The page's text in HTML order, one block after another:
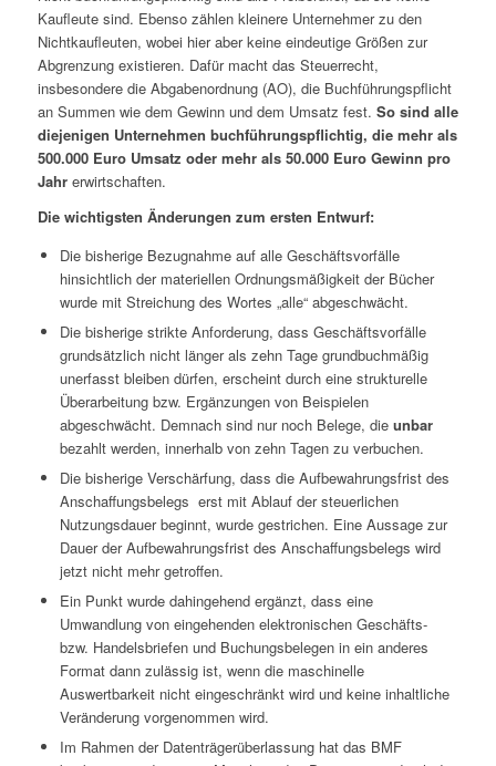
Kaufleute sind. Ebenso zählen kleinere Unternehmer zu den
Nichtkaufleuten, wobei hier aber keine eindeutige Größen zur
Abgrenzung existieren. Dafür macht das Steuerrecht,
insbesondere die Abgabenordnung (AO), die Buchführungspflicht
an Summen wie dem Gewinn und dem Umsatz fest. So sind alle
diejenigen Unternehmen buchführungspflichtig, die mehr als
500.000 Euro Umsatz oder mehr als 50.000 Euro Gewinn pro
Jahr erwirtschaften.
Die wichtigsten Änderungen zum ersten Entwurf:
Die bisherige Bezugnahme auf alle Geschäftsvorfälle
hinsichtlich der materiellen Ordnungsmäßigkeit der Bücher
wurde mit Streichung des Wortes „alle“ abgeschwächt.
Die bisherige strikte Anforderung, dass Geschäftsvorfälle
grundsätzlich nicht länger als zehn Tage grundbuchmäßig
unerfasst bleiben dürfen, erscheint durch eine strukturelle
Überarbeitung bzw. Ergänzungen von Beispielen
abgeschwächt. Demnach sind nur noch Belege, die unbar
bezahlt werden, innerhalb von zehn Tagen zu verbuchen.
Die bisherige Verschärfung, dass die Aufbewahrungsfrist des
Anschaffungsbelegs erst mit Ablauf der steuerlichen
Nutzungsdauer beginnt, wurde gestrichen. Eine Aussage zur
Dauer der Aufbewahrungsfrist des Anschaffungsbelegs wird
jetzt nicht mehr getroffen.
Ein Punkt wurde dahingehend ergänzt, dass eine
Umwandlung von eingehenden elektronischen Geschäfts-
bzw. Handelsbriefen und Buchungsbelegen in ein anderes
Format dann zulässig ist, wenn die maschinelle
Auswertbarkeit nicht eingeschränkt wird und keine inhaltliche
Veränderung vorgenommen wird.
Im Rahmen der Datenträgerüberlassung hat das BMF